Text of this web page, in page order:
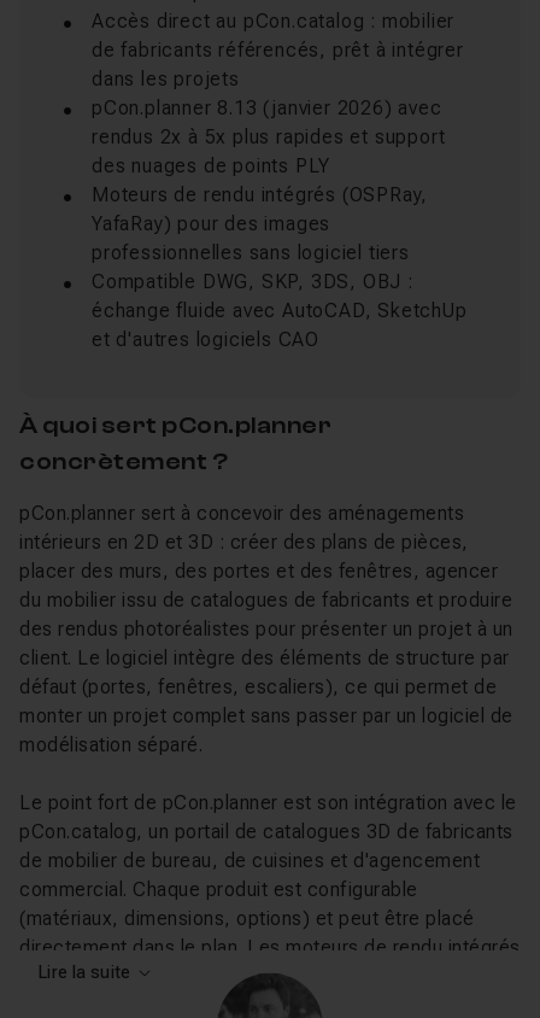
Accès direct au pCon.catalog : mobilier
de fabricants référencés, prêt à intégrer
dans les projets
pCon.planner 8.13 (janvier 2026) avec
rendus 2x à 5x plus rapides et support
des nuages de points PLY
Moteurs de rendu intégrés (OSPRay,
YafaRay) pour des images
professionnelles sans logiciel tiers
Compatible DWG, SKP, 3DS, OBJ :
échange fluide avec AutoCAD, SketchUp
et d'autres logiciels CAO
À quoi sert pCon.planner
concrètement ?
pCon.planner sert à concevoir des aménagements
intérieurs en 2D et 3D : créer des plans de pièces,
placer des murs, des portes et des fenêtres, agencer
du mobilier issu de catalogues de fabricants et produire
des rendus photoréalistes pour présenter un projet à un
client. Le logiciel intègre des éléments de structure par
défaut (portes, fenêtres, escaliers), ce qui permet de
monter un projet complet sans passer par un logiciel de
modélisation séparé.
Le point fort de pCon.planner est son intégration avec le
pCon.catalog, un portail de catalogues 3D de fabricants
de mobilier de bureau, de cuisines et d'agencement
commercial. Chaque produit est configurable
(matériaux, dimensions, options) et peut être placé
directement dans le plan. Les moteurs de rendu intégrés
(OSPRay et YafaRay) permettent de produire des
images de qualité professionnelle sans logiciel
Lire la suite